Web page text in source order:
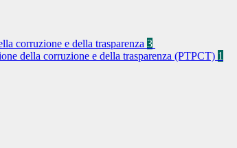
corruzione e della trasparenza 3
della corruzione e della trasparenza (PTPCT) 1